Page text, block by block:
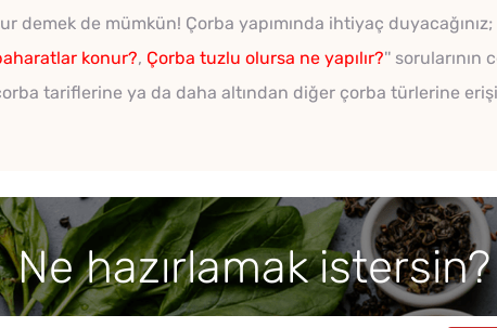
demek de mümkün! Çorba yapımında ihtiyaç duyacağınız;
konur?, Çorba tuzlu olursa ne yapılır?'' sorularının
tariflerine ya da daha altından diğer çorba türlerine
Ne hazırlamak istersin?